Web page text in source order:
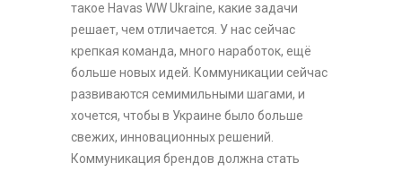
такое Havas WW Ukraine, какие задачи
решает, чем отличается. У нас сейчас
крепкая команда, много наработок, ещё
больше новых идей. Коммуникации сейчас
развиваются семимильными шагами, и
хочется, чтобы в Украине было больше
свежих, инновационных решений.
Коммуникация брендов должна стать